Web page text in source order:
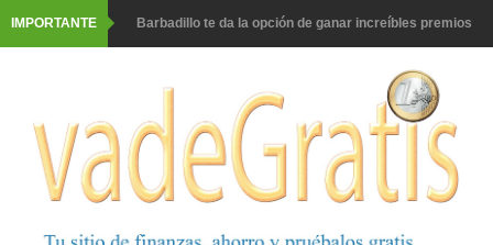
IMPORTANTE Barbadillo te da la opción de ganar increíbles premios
Prueba gratis Maison Perrier France
Gana premios Pokémon con Kellogg's
Corona te regala un velero inolvidable en velero y más